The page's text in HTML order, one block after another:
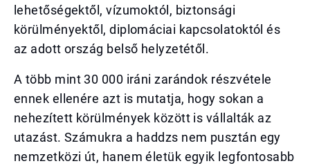
lehetőségektől, vízumoktól, biztonsági
körülményektől, diplomáciai kapcsolatoktól és
az adott ország belső helyzetétől.
A több mint 30 000 iráni zarándok részvétele
ennek ellenére azt is mutatja, hogy sokan a
nehezített körülmények között is vállalták az
utazást. Számukra a haddzs nem pusztán egy
nemzetközi út, hanem életük egyik legfontosabb